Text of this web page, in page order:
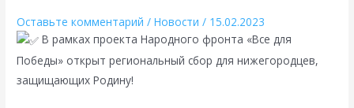
Оставьте комментарий /Новости / 15.02.2023
В рамках проекта Народного фронта «Все для
Победы» открыт региональный сбор для нижегородцев,
защищающих Родину!